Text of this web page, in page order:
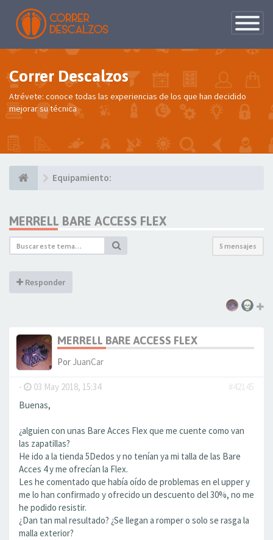
de
Correr Descalzos
Atrévete: conoce todas las experiencias de los que han decidido
mejorar su técnica
Equipamiento:
MERRELL BARE ACCESS FLEX
5 mensajes
Responder
MERRELL BARE ACCESS FLEX
Por JuanCar
- 03 May 2018, 15:34
#42145
Buenas,
¿alguien con unas Bare Acces Flex que me cuente como van
las zapatillas?
He ido a la tienda 5Dedos y no tenían ya mi talla de las Bare
Acces 4 y me ofrecían la Flex.
Les he comentado que había oído de problemas en el upper y
me lo han confirmado y ofrecido un descuento del 30%, no me
he podido resistir.
¿Dan tan mal resultado? ¿Se llegan a romper o solo se rasga la
malla exterior?